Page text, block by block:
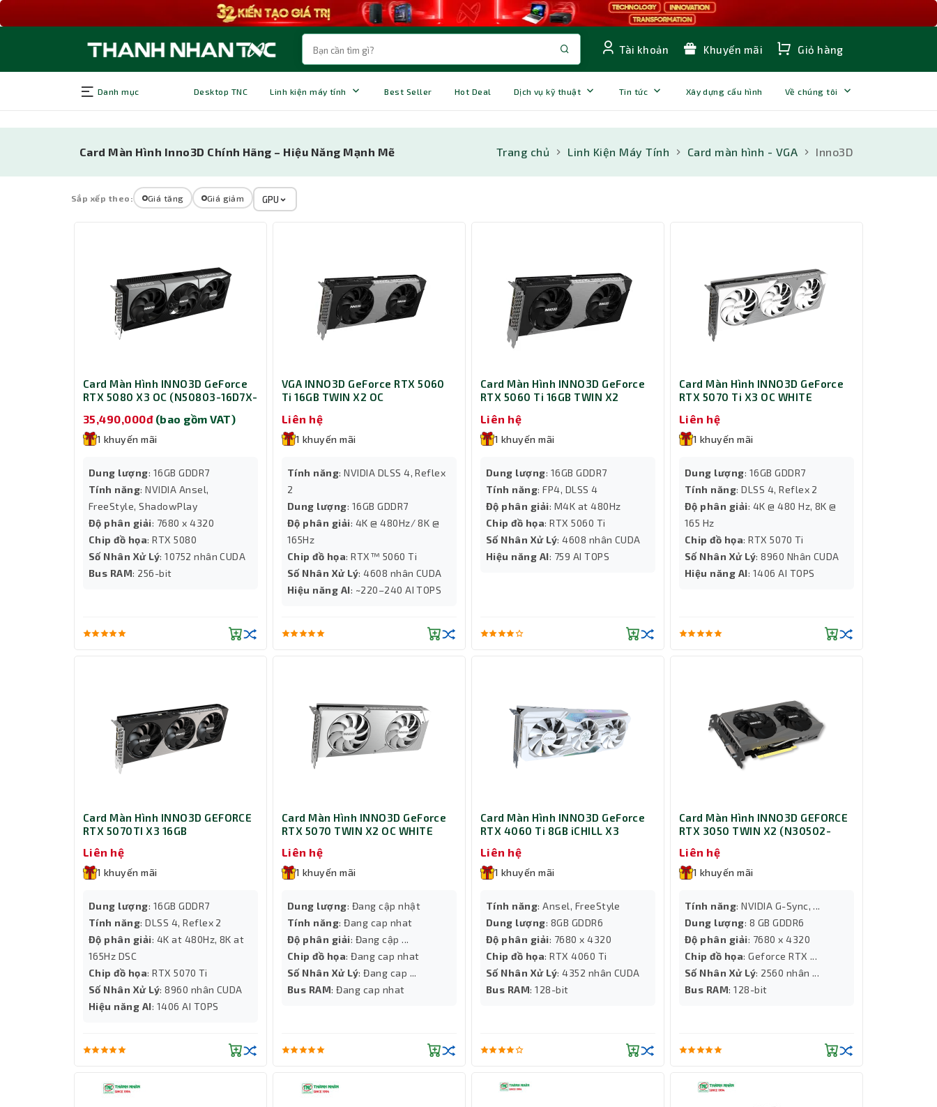
Tài khoản Khuyến mãi Giỏ hàng
Danh mục Desktop TNC Linh kiện máy tính Best Seller Hot Deal Dịch vụ kỹ thuật Tin tức Xây dựng cấu hình Về chúng tôi
Card Màn Hình Inno3D Chính Hãng – Hiệu Năng Mạnh Mẽ Trang chủ Linh Kiện Máy Tính Card màn hình - VGA Inno3D
Sắp xếp theo: Giá tăng Giá giảm GPU
Card Màn Hình INNO3D GeForce
RTX 5080 X3 OC (N50803-16D7X-
35,490,000đ (bao gồm VAT)
1 khuyến mãi
Dung lượng: 16GB GDDR7
Tính năng: NVIDIA Ansel,
FreeStyle, ShadowPlay
Độ phân giải: 7680 x 4320
Chip đồ họa: RTX 5080
Số Nhân Xử Lý: 10752 nhân CUDA
Bus RAM: 256-bit
VGA INNO3D GeForce RTX 5060
Ti 16GB TWIN X2 OC
Liên hệ
1 khuyến mãi
Tính năng: NVIDIA DLSS 4, Reflex
2
Dung lượng: 16GB GDDR7
Độ phân giải: 4K @ 480Hz/ 8K @
165Hz
Chip đồ họa: RTX™ 5060 Ti
Số Nhân Xử Lý: 4608 nhân CUDA
Hiệu năng AI: ~220–240 AI TOPS
Card Màn Hình INNO3D GeForce
RTX 5060 Ti 16GB TWIN X2
Liên hệ
1 khuyến mãi
Dung lượng: 16GB GDDR7
Tính năng: FP4, DLSS 4
Độ phân giải: M4K at 480Hz
Chip đồ họa: RTX 5060 Ti
Số Nhân Xử Lý: 4608 nhân CUDA
Hiệu năng AI: 759 AI TOPS
Card Màn Hình INNO3D GeForce
RTX 5070 Ti X3 OC WHITE
Liên hệ
1 khuyến mãi
Dung lượng: 16GB GDDR7
Tính năng: DLSS 4, Reflex 2
Độ phân giải: 4K @ 480 Hz, 8K @
165 Hz
Chip đồ họa: RTX 5070 Ti
Số Nhân Xử Lý: 8960 Nhân CUDA
Hiệu năng AI: 1406 AI TOPS
Card Màn Hình INNO3D GEFORCE
RTX 5070TI X3 16GB
Liên hệ
1 khuyến mãi
Dung lượng: 16GB GDDR7
Tính năng: DLSS 4, Reflex 2
Độ phân giải: 4K at 480Hz, 8K at
165Hz DSC
Chip đồ họa: RTX 5070 Ti
Số Nhân Xử Lý: 8960 nhân CUDA
Hiệu năng AI: 1406 AI TOPS
Card Màn Hình INNO3D GeForce
RTX 5070 TWIN X2 OC WHITE
Liên hệ
1 khuyến mãi
Dung lượng: Đang cập nhật
Tính năng: Đang cap nhat
Độ phân giải: Đang cập ...
Chip đồ họa: Đang cap nhat
Số Nhân Xử Lý: Đang cap ...
Bus RAM: Đang cap nhat
Card Màn Hình INNO3D GeForce
RTX 4060 Ti 8GB iCHILL X3
17113280)
Liên hệ
1 khuyến mãi
Tính năng: Ansel, FreeStyle
Dung lượng: 8GB GDDR6
Độ phân giải: 7680 x 4320
Chip đồ họa: RTX 4060 Ti
Số Nhân Xử Lý: 4352 nhân CUDA
Bus RAM: 128-bit
Card Màn Hình INNO3D GEFORCE
RTX 3050 TWIN X2 (N30502-
Liên hệ
1 khuyến mãi
Tính năng: NVIDIA G-Sync, ...
Dung lượng: 8 GB GDDR6
Độ phân giải: 7680 x 4320
Chip đồ họa: Geforce RTX ...
Số Nhân Xử Lý: 2560 nhân ...
Bus RAM: 128-bit